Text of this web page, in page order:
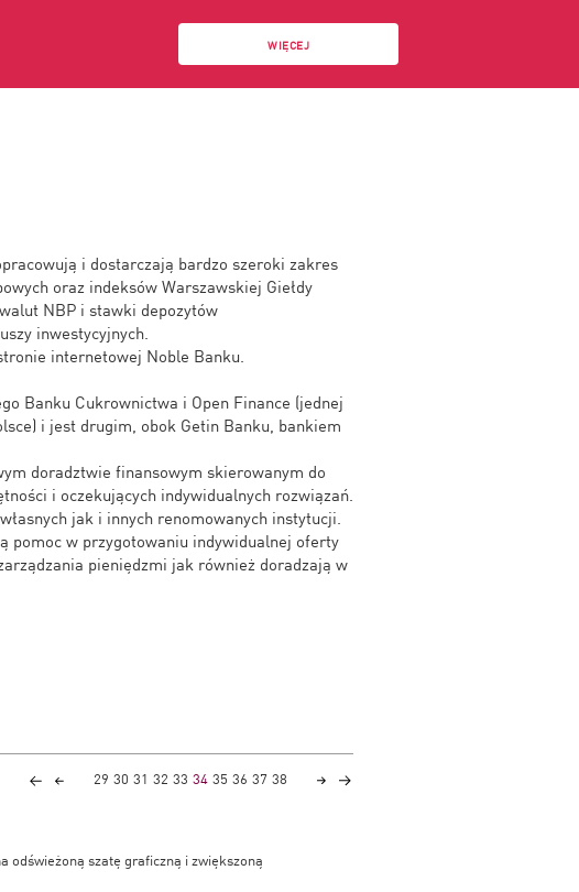
WIĘCEJ
i dostarczają bardzo szeroki zakres
oraz indeksów Warszawskiej Giełdy
NBP i stawki depozytów
inwestycyjnych.
internetowej Noble Banku.
Banku Cukrownictwa i Open Finance (jednej
i jest drugim, obok Getin Banku, bankiem
doradztwie finansowym skierowanym do
i oczekujących indywidualnych rozwiązań.
jak i innych renomowanych instytucji.
pomoc w przygotowaniu indywidualnej oferty
pieniędzmi jak również doradzają w
29 30 31 32 33 34 35 36 37 38
odświeżoną szatę graficzną i zwiększoną